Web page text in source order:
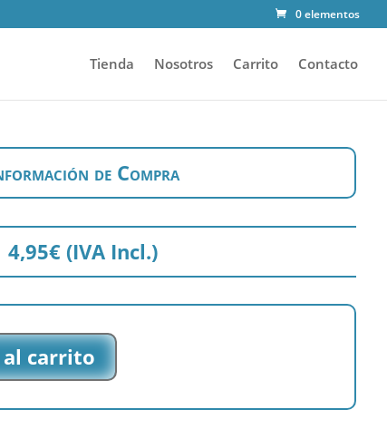
0 elementos
Tienda Nosotros Carrito Contacto
de Compra
4,95€ (IVA Incl.)
carrito